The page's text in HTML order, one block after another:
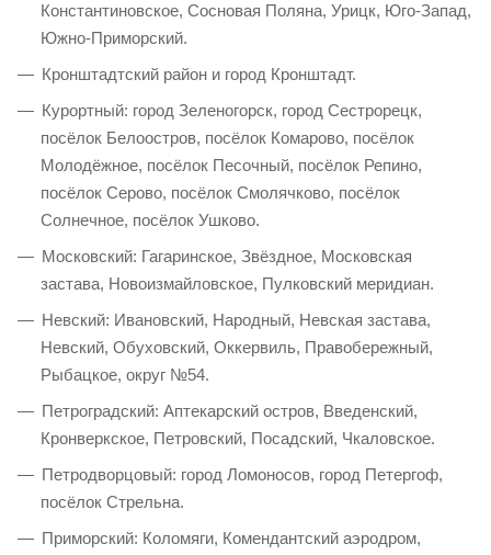
Константиновское, Сосновая Поляна, Урицк, Юго-Запад,
Южно-Приморский.
Кронштадтский район и город Кронштадт.
Курортный: город Зеленогорск, город Сестрорецк,
посёлок Белоостров, посёлок Комарово, посёлок
Молодёжное, посёлок Песочный, посёлок Репино,
посёлок Серово, посёлок Смолячково, посёлок
Солнечное, посёлок Ушково.
Московский: Гагаринское, Звёздное, Московская
застава, Новоизмайловское, Пулковский меридиан.
Невский: Ивановский, Народный, Невская застава,
Невский, Обуховский, Оккервиль, Правобережный,
Рыбацкое, округ №54.
Петроградский: Аптекарский остров, Введенский,
Кронверкское, Петровский, Посадский, Чкаловское.
Петродворцовый: город Ломоносов, город Петергоф,
посёлок Стрельна.
Приморский: Коломяги, Комендантский аэродром,